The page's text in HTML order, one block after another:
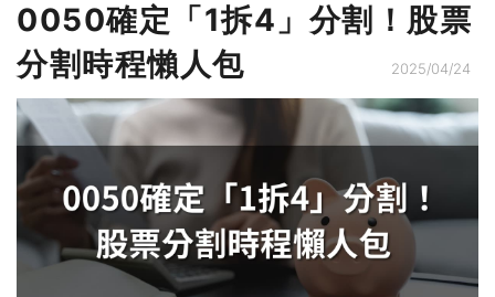
0050確定「1拆4」分割！股票
分割時程懶人包
2025/04/24